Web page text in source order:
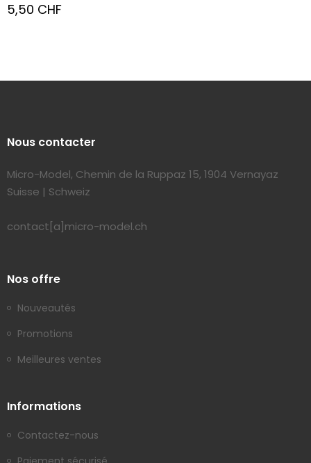
5,50 CHF
Nous contacter
Micro-Model, Chemin de la Ruppaz 15, 1904 Vernayaz
Suisse | Schweiz
contact[a]micro-model.ch
Nos offre
Nouveautés
Promotions
Meilleures ventes
Informations
Contactez-nous